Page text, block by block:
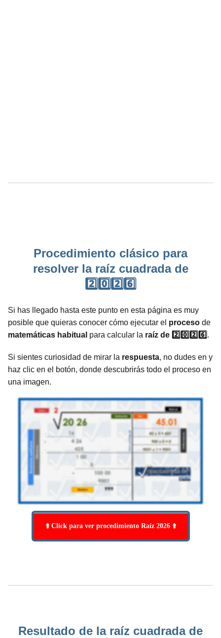
Procedimiento clásico para
resolver la raíz cuadrada de
2️⃣0️⃣2️⃣6️⃣
Si has llegado hasta este punto en esta página es muy
posible que quieras conocer cómo ejecutar el proceso de
matemáticas habitual para calcular la raíz de 2️⃣0️⃣2️⃣6️⃣ .
Si sientes curiosidad de mirar la respuesta, no dudes en y
haz clic en el botón, donde descubrirás todo el proceso en
una imagen.
⬆️ Click para ver procedimiento Raíz 2026 ⬆️
Resultado de la raíz cuadrada de